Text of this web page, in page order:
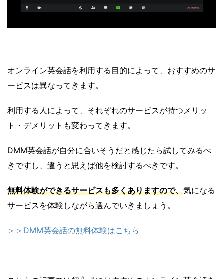
オンライン英会話を利用する目的によって、おすすめのサ
ービスは異なってきます。
利用する人によって、それぞれのサービスが持つメリッ
ト・デメリットも変わってきます。
DMM英会話が自分に合いそうだと感じたら試してみるべ
きですし、違うと思えば他を検討するべきです。
無料体験ができるサービスも多くありますので、気になる
サービスを体験しながら選んでいきましょう。
＞＞DMM英会話の無料体験はこちら